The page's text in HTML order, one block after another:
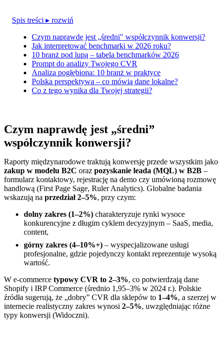
Spis treści ▸ rozwiń
Czym naprawdę jest „średni" współczynnik konwersji?
Jak interpretować benchmarki w 2026 roku?
10 branż pod lupą – tabela benchmarków 2026
Prompt do analizy Twojego CVR
Analiza pogłębiona: 10 branż w praktyce
Polska perspektywa – co mówią dane lokalne?
Co z tego wynika dla Twojej strategii?
Czym naprawdę jest „średni”
współczynnik konwersji?
Raporty międzynarodowe traktują konwersję przede wszystkim jako
zakup w modelu B2C oraz pozyskanie leada (MQL) w B2B –
formularz kontaktowy, rejestrację na demo czy umówioną rozmowę
handlową (First Page Sage, Ruler Analytics). Globalne badania
wskazują na przedział 2–5%, przy czym:
dolny zakres (1–2%) charakteryzuje rynki wysoce
konkurencyjne z długim cyklem decyzyjnym – SaaS, media,
content,
górny zakres (4–10%+) – wyspecjalizowane usługi
profesjonalne, gdzie pojedynczy kontakt reprezentuje wysoką
wartość.
W e-commerce typowy CVR to 2–3%, co potwierdzają dane
Shopify i IRP Commerce (średnio 1,95–3% w 2024 r.). Polskie
źródła sugerują, że „dobry” CVR dla sklepów to 1–4%, a szerzej w
internecie realistyczny zakres wynosi 2–5%, uwzględniając różne
typy konwersji (Widoczni).